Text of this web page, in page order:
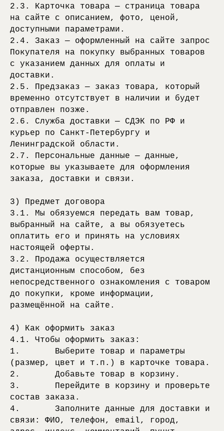
2.3. Карточка товара — страница товара
на сайте с описанием, фото, ценой,
доступными параметрами.
2.4. Заказ — оформленный на сайте запрос
Покупателя на покупку выбранных товаров
с указанием данных для оплаты и
доставки.
2.5. Предзаказ — заказ товара, который
временно отсутствует в наличии и будет
отправлен позже.
2.6. Служба доставки — СДЭК по РФ и
курьер по Санкт-Петербургу и
Ленинградской области.
2.7. Персональные данные — данные,
которые вы указываете для оформления
заказа, доставки и связи.
3) Предмет договора
3.1. Мы обязуемся передать вам товар,
выбранный на сайте, а вы обязуетесь
оплатить его и принять на условиях
настоящей оферты.
3.2. Продажа осуществляется
дистанционным способом, без
непосредственного ознакомления с товаром
до покупки, кроме информации,
размещённой на сайте.
4) Как оформить заказ
4.1. Чтобы оформить заказ:
1. Выберите товар и параметры
(размер, цвет и т.п.) в карточке товара.
2. Добавьте товар в корзину.
3. Перейдите в корзину и проверьте
состав заказа.
4. Заполните данные для доставки и
связи: ФИО, телефон, email, город,